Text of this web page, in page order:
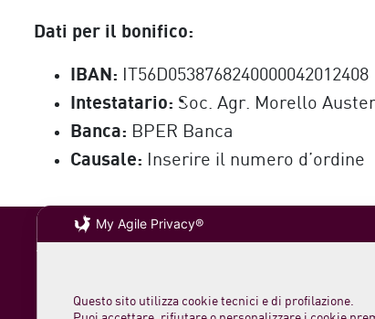
Dati per il bonifico:
IBAN: IT56D0538768240000042012408
Intestatario: Soc. Agr. Morello
Banca: BPER Banca
Causale: Inserire il numero d’ordine
loc.
61044
My Agile Privacy®
Questo sito utilizza cookie tecnici e di profilazione.